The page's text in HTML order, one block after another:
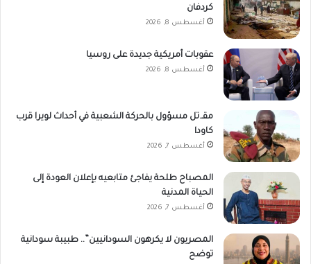
كردفان
أغسطس 8, 2026
عقوبات أمريكية جديدة على روسيا
أغسطس 8, 2026
مقـ.تل مسؤول بالحركة الشعبية في أحداث لويرا قرب
كاودا
أغسطس 7, 2026
المصباح طلحة يفاجئ متابعيه بإعلان العودة إلى
الحياة المدنية
أغسطس 7, 2026
المصريون لا يكرهون السودانيين”.. طبيبة سودانية
توضح